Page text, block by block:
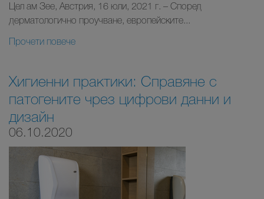
Цел ам Зее, Австрия, 16 юли, 2021 г. – Според
дерматологично проучване, европейските...
Прочети повече
Хигиенни практики: Справяне с
патогените чрез цифрови данни и
дизайн
06.10.2020